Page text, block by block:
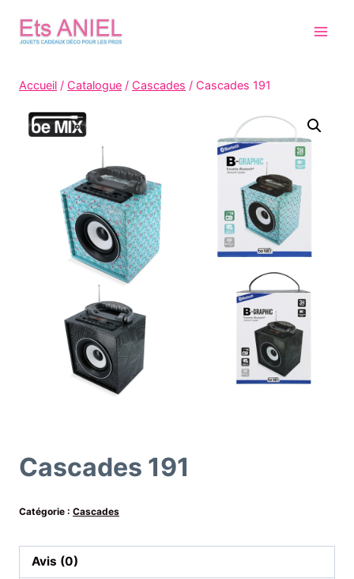
Accueil / Catalogue / Cascades / Cascades 191
Cascades 191
Catégorie : Cascades
Avis (0)